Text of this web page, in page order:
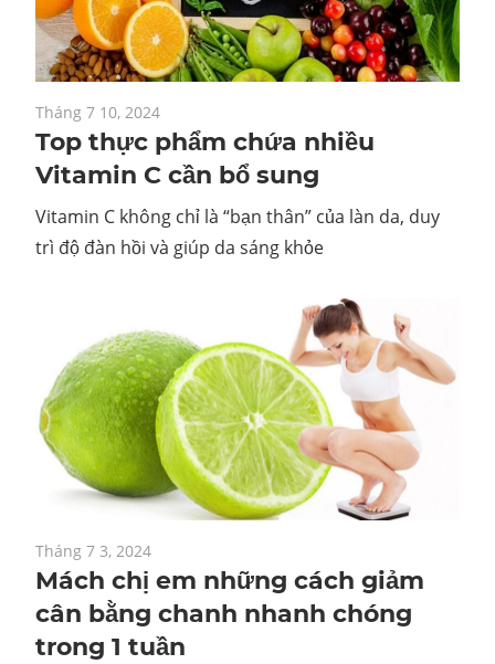
Tháng 7 10, 2024
Top thực phẩm chứa nhiều
Vitamin C cần bổ sung
Vitamin C không chỉ là “bạn thân” của làn da, duy
trì độ đàn hồi và giúp da sáng khỏe
Tháng 7 3, 2024
Mách chị em những cách giảm
cân bằng chanh nhanh chóng
trong 1 tuần